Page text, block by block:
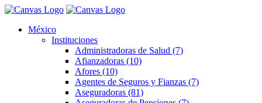
México
Instituciones
Administradoras de Salud (7)
Afianzadoras (10)
Afores (10)
Agentes de Seguros y Fianzas (7)
Aseguradoras (81)